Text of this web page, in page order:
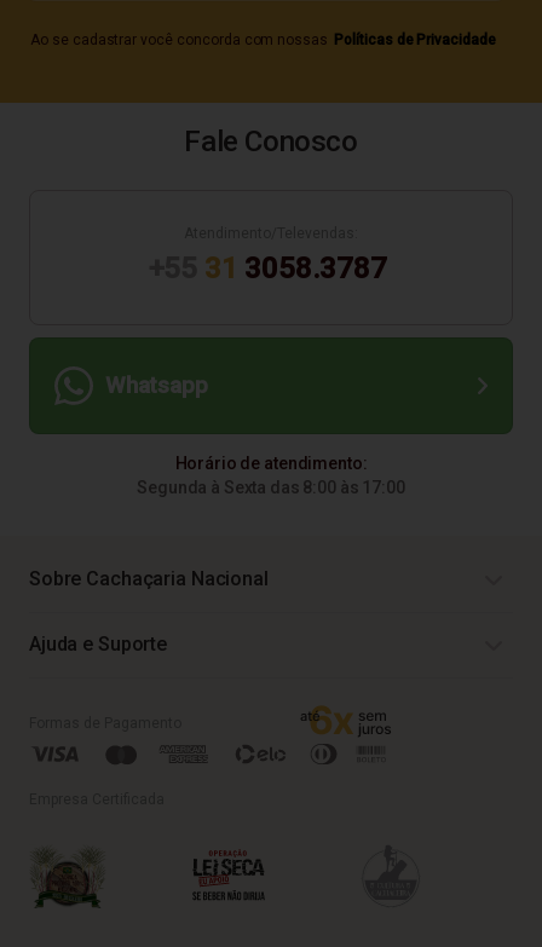
Ao se cadastrar você concorda com nossas Políticas de Privacidade
Fale Conosco
31 3058.3787
Whatsapp
Horário de atendimento:
Segunda à Sexta das 8:00 às 17:00
Sobre Cachaçaria Nacional
Ajuda e Suporte